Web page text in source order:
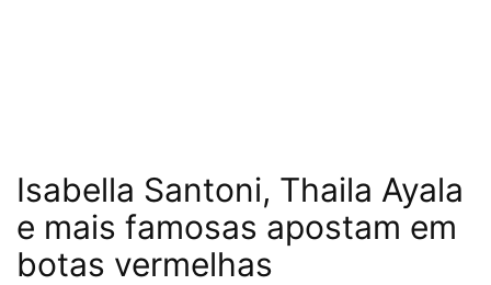
Isabella Santoni, Thaila Ayala
e mais famosas apostam em
botas vermelhas